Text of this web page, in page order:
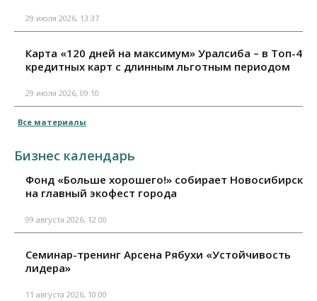
29 июля 2026, 13:37
Карта «120 дней на максимум» Уралсиба – в Топ-4
кредитных карт с длинным льготным периодом
29 июля 2026, 09:10
Все материалы
Бизнес календарь
Фонд «Больше хорошего!» собирает Новосибирск
на главный экофест города
09 августа 2026, 12:00
Семинар-тренинг Арсена Рябухи «Устойчивость
лидера»
11 августа 2026, 10:00